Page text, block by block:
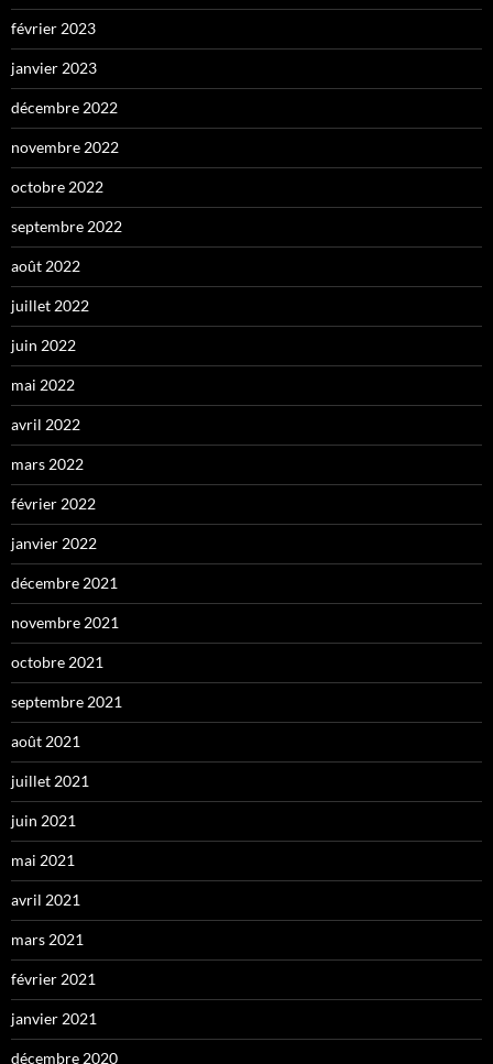
février 2023
janvier 2023
décembre 2022
novembre 2022
octobre 2022
septembre 2022
août 2022
juillet 2022
juin 2022
mai 2022
avril 2022
mars 2022
février 2022
janvier 2022
décembre 2021
novembre 2021
octobre 2021
septembre 2021
août 2021
juillet 2021
juin 2021
mai 2021
avril 2021
mars 2021
février 2021
janvier 2021
décembre 2020